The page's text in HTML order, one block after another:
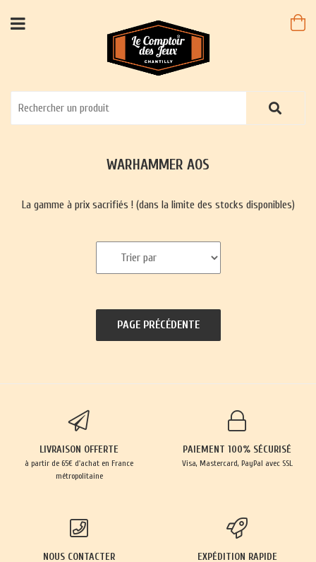
WARHAMMER AOS
La gamme à prix sacrifiés ! (dans la limite des stocks disponibles)
LIVRAISON OFFERTE
à partir de 65€ d'achat en France
métropolitaine
PAIEMENT 100% SÉCURISÉ
Visa, Mastercard, PayPal avec SSL
NOUS CONTACTER EXPÉDITION RAPIDE